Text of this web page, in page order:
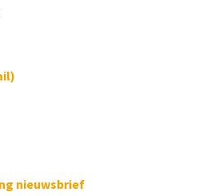
nieuwsbrief